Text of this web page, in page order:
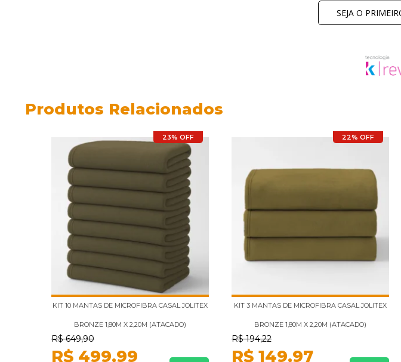
SEJA O
Produtos Relacionados
23% OFF
KIT 10 MANTAS DE MICROFIBRA CASAL JOLITEX
BRONZE 1,80M X 2,20M (ATACADO)
R$ 649,90
R$ 499,99
22% OFF
KIT 3 MANTAS DE MICROFIBRA CASAL JOLITEX
BRONZE 1,80M X 2,20M (ATACADO)
R$ 194,22
R$ 149,97